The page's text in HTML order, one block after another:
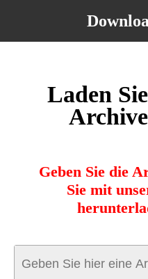
Laden
Geben Sie die
Sie mit